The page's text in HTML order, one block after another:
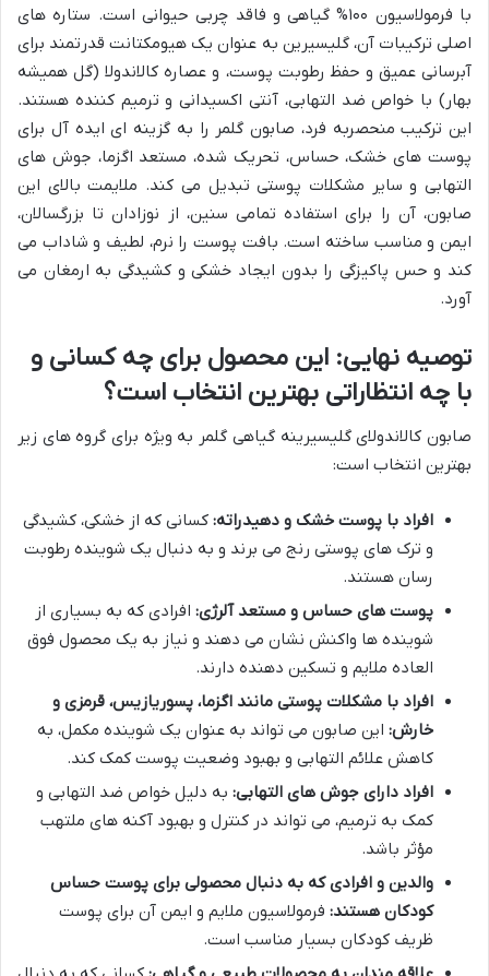
با فرمولاسیون ۱۰۰% گیاهی و فاقد چربی حیوانی است. ستاره های
اصلی ترکیبات آن، گلیسیرین به عنوان یک هیومکتانت قدرتمند برای
آبرسانی عمیق و حفظ رطوبت پوست، و عصاره کالاندولا (گل همیشه
بهار) با خواص ضد التهابی، آنتی اکسیدانی و ترمیم کننده هستند.
این ترکیب منحصربه فرد، صابون گلمر را به گزینه ای ایده آل برای
پوست های خشک، حساس، تحریک شده، مستعد اگزما، جوش های
التهابی و سایر مشکلات پوستی تبدیل می کند. ملایمت بالای این
صابون، آن را برای استفاده تمامی سنین، از نوزادان تا بزرگسالان،
ایمن و مناسب ساخته است. بافت پوست را نرم، لطیف و شاداب می
کند و حس پاکیزگی را بدون ایجاد خشکی و کشیدگی به ارمغان می
آورد.
توصیه نهایی: این محصول برای چه کسانی و
با چه انتظاراتی بهترین انتخاب است؟
صابون کالاندولای گلیسیرینه گیاهی گلمر به ویژه برای گروه های زیر
بهترین انتخاب است:
افراد با پوست خشک و دهیدراته: کسانی که از خشکی، کشیدگی
و ترک های پوستی رنج می برند و به دنبال یک شوینده رطوبت
رسان هستند.
پوست های حساس و مستعد آلرژی: افرادی که به بسیاری از
شوینده ها واکنش نشان می دهند و نیاز به یک محصول فوق
العاده ملایم و تسکین دهنده دارند.
افراد با مشکلات پوستی مانند اگزما، پسوریازیس، قرمزی و
خارش: این صابون می تواند به عنوان یک شوینده مکمل، به
کاهش علائم التهابی و بهبود وضعیت پوست کمک کند.
افراد دارای جوش های التهابی: به دلیل خواص ضد التهابی و
کمک به ترمیم، می تواند در کنترل و بهبود آکنه های ملتهب
مؤثر باشد.
والدین و افرادی که به دنبال محصولی برای پوست حساس
کودکان هستند: فرمولاسیون ملایم و ایمن آن برای پوست
ظریف کودکان بسیار مناسب است.